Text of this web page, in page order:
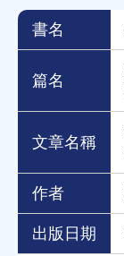
書名
篇名
文章名稱
作者
出版日期